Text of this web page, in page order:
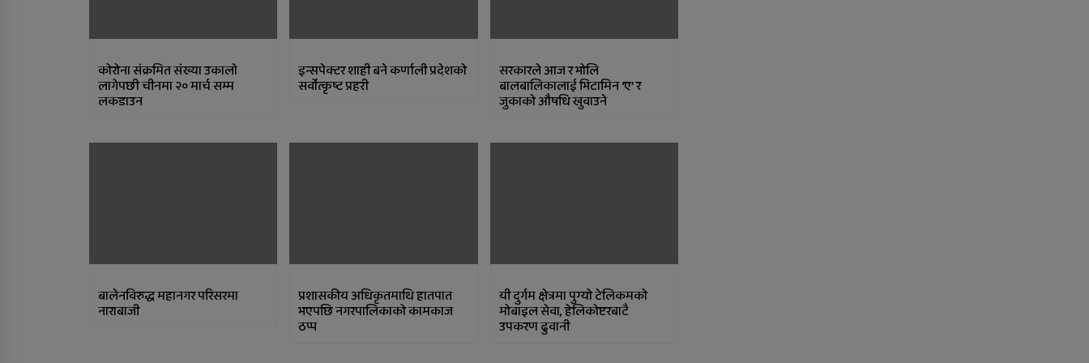
कोरोना संक्रमित संख्या उकालाे
लागेपछी चीनमा २० मार्च सम्म
लकडाउन
इन्सपेक्टर शाही बने कर्णाली प्रदेशको
सर्वोत्कृष्ट प्रहरी
सरकारले आज र भोलि
बालबालिकालाई भिटामिन ‘ए’ र
जुकाको औषधि खुवाउने
बालेनविरुद्ध महानगर परिसरमा
नाराबाजी
प्रशासकीय अधिकृतमाथि हातपात
भएपछि नगरपालिकाको कामकाज
ठप्प
यी दुर्गम क्षेत्रमा पुग्यो टेलिकमको
मोबाइल सेवा, हेलिकोप्टरबाटै
उपकरण ढुवानी